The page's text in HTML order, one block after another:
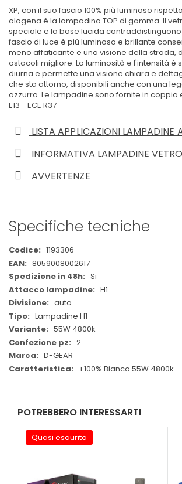
XP, con il suo fascio 100% più luminoso
alogena è la lampadina TOP di gamma. Il
speciale e la base lucida
fascio di luce è più luminoso e brillante
meno affaticante e una visione della strada,
ostacoli migliore. La luminosità e l'intensità è
diurna e permette una visione chiara e
che sta attorno, disponibili anche con una
azzurra. Le lampadine sono fornite in
E13 - ECE R37
LISTA APPLICAZIONI LAMPADINE
INFORMATIVA LAMPADINE
AVVERTENZE
Specifiche tecniche
Maggiori
Informazioni
1193306
8059008002617
Si
H1
auto
Lampadine H1
55W 4800k
2
D-GEAR
+100% Bianco 55W 4800k
POTREBBERO INTERESSARTI
Quasi esaurito